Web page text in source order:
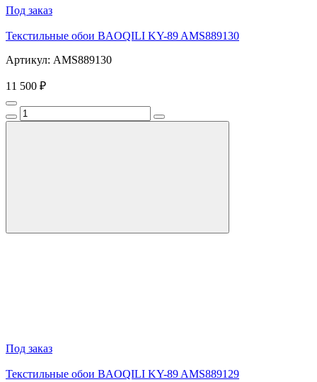
Под заказ
Текстильные обои BAOQILI KY-89 AMS889130
Артикул: AMS889130
11 500 ₽
Под заказ
Текстильные обои BAOQILI KY-89 AMS889129